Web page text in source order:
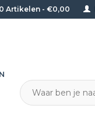
0 Artikelen - €0,00